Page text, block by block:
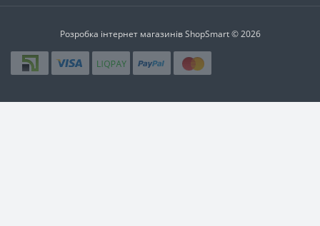
Розробка інтернет магазинівShopSmart © 2026